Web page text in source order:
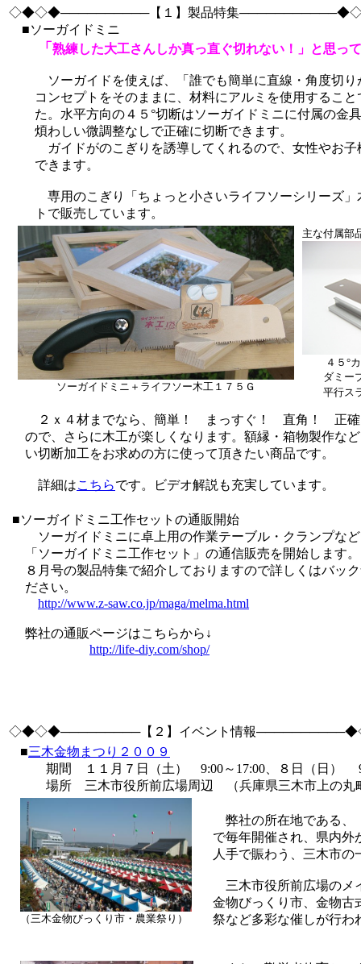
◇◆◇◆──────────【１】製品特集
■ソーガイドミニ
「 熟練した大工さんしか真っ直ぐ切れない！」と思っ
ソーガイドを使えば、「誰でも簡単に直線・角度切り
コンセプトをそのままに、材料にアルミを使用すること
た。水平方向の４５°切断はソーガイドミニに付属の金
煩わしい微調整なしで正確に切断できます。
ガイドがのこぎりを誘導してくれるので、女性やお子
できます。
専用のこぎり「ちょっと小さいライフソーシリーズ」
トで販売しています。
ソーガイドミニ＋ライフソー木工１７５Ｇ
主な付属部
４５°
ダミー
平行ス
２ｘ４材までなら、簡単！ まっすぐ！ 直角！ 正確
ので、さらに木工が楽しくなります。額縁・箱物製作な
い切断加工をお求めの方に使って頂きたい商品です。
詳細はこちらです。ビデオ解説も充実しています。
■ソーガイドミニ工作セットの通販開始
ソーガイドミニに卓上用の作業テーブル・クランプなど
「ソーガイドミニ工作セット」の通信販売を開始します。
８月号の製品特集で紹介しておりますので詳しくはバッ
ださい。
http://www.z-saw.co.jp/maga/melma.html
弊社の通販ページはこちらから↓
http://life-diy.com/shop/
◇◆◇◆─────────【２】イベント情報
■三木金物まつり２００９
期間 １１月７日（土） 9:00～17:00、８日（日）
場所 三木市役所前広場周辺 （兵庫県三木市上の丸
（三木金物びっくり市・農業祭り）
弊社の所在地である、
で毎年開催され、県内外
人手で賑わう、三木市の
三木市役所前広場のメ
金物びっくり市、金物古
祭など多彩な催しが行わ